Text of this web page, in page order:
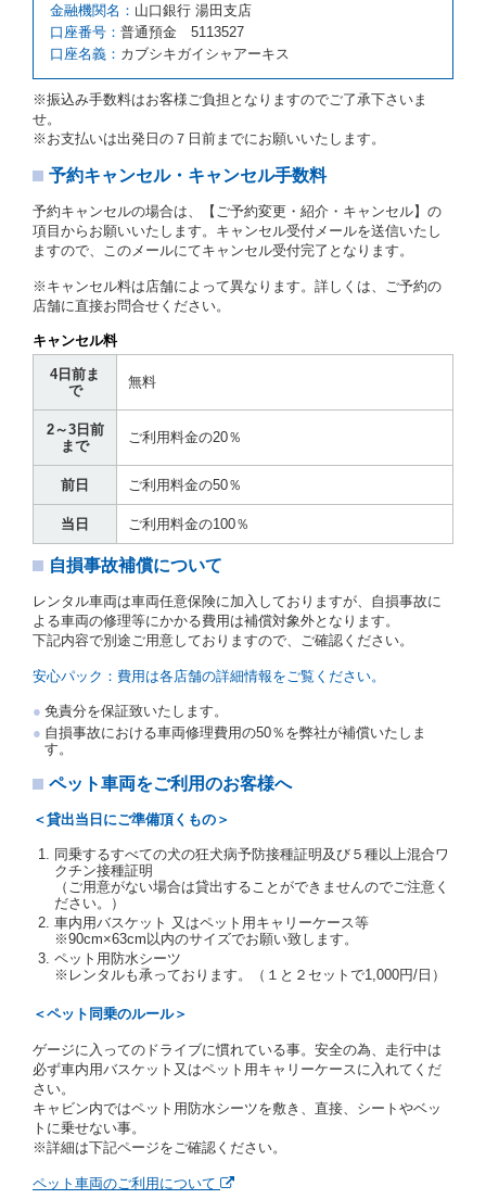
第５項の予約の取消しとして取り扱い、当社は受領済
の予約申込金を返還するものとします。
第６条（免責）
当社及び借受人は、予約が取り消され、又は貸渡契約
が締結されなかったことについて、第４条及び第５条
に定める場合を除き、相互に何らの請求をしないもの
とします。
第３章／貸 渡 し
第７条（貸渡契約の締結）
借受人は第２条第１項に定める借受条件を明示し、当
貸渡契約を締結するものとします。ただし、貸し渡す
ことができるレンタカーがない場合又は借受人若しく
は運転者が第８条第１項若しくは第２項各号のいずれ
かに該当する場合を除きます。
貸渡契約を締結した場合、借受人は当社に第１0条第
１項に定める貸渡料金を支払うものとします。
運転者の義務と定められた事項を遵守するものとしま
す。
当社は、監督官庁の基本通達（注１）に基づき、貸渡
運転者の氏名、住所、運転免許の種類及び運転免許証
写しを添付するため、貸渡契約の締結にあたり、借受
人に対し、借受人の指定する運転者（以下「運転者」
といいます。）の運転免許証の提示を求めるほか、そ
の写しの提出を求めることがあります。この場合、借
受人は、自己が運転者であるときは自己の運転免許証
の運転免許証を提示するものとします。
交通局長通達「レンタカーに関する基本通達」（自
旅第138号 平成7年6月13日）の２．(10)及び(11)の
注２）運転免許証とは、道路交通法第９２条に規定
される運転免許証のうち、道路交通法施行規則第１
９条別記様式第１４の書式の運転免許証をいいま
す。
当社は、貸渡契約の締結にあたり、借受人及び運転者
に対し、運転免許証のほかに本人確認ができる書類の
提示を求め、及び提出された書類の写しをとることが
あります。
当社は、貸渡契約の締結にあたり、借受期間中に借受
人及び運転者と連絡するための携帯電話番号等の告知
を求めます。
レジットカード若しくは現金による支払いを求め、又
借受人は契約後の借受期間の延長はできないものとし
ます。
当社は、借受人又は運転者が前3項に従わない場合
は、貸渡契約の締結を拒絶するとともに、予約を取消
すことができるものとします。なお、この場合の予約
のとします。
金融機関名： 山口銀行 湯田支店
口座番号： 普通預金 5113527
口座名義： カブシキガイシャアーキス
※振込み手数料はお客様ご負担となりますのでご了承下さいま
せ。
※お支払いは出発日の７日前までにお願いいたします。
予約キャンセル・キャンセル手数料
予約キャンセルの場合は、【ご予約変更・紹介・キャンセル】の
項目からお願いいたします。キャンセル受付メールを送信いたし
ますので、このメールにてキャンセル受付完了となります。
※キャンセル料は店舗によって異なります。詳しくは、ご予約の
店舗に直接お問合せください。
キャンセル料
4日前ま
で
無料
2～3日前
まで
ご利用料金の20％
前日 ご利用料金の50％
当日 ご利用料金の100％
自損事故補償について
レンタル車両は車両任意保険に加入しておりますが、自損事故に
よる車両の修理等にかかる費用は補償対象外となります。
下記内容で別途ご用意しておりますので、ご確認ください。
安心パック：費用は各店舗の詳細情報をご覧ください。
免責分を保証致いたします。
自損事故における車両修理費用の50％を弊社が補償いたしま
す。
ペット車両をご利用のお客様へ
＜貸出当日にご準備頂くもの＞
同乗するすべての犬の狂犬病予防接種証明及び５種以上混合ワ
クチン接種証明
（ご用意がない場合は貸出することができませんのでご注意く
ださい。）
車内用バスケット 又はペット用キャリーケース等
※90cm×63cm以内のサイズでお願い致します。
ペット用防水シーツ
※レンタルも承っております。（１と２セットで1,000円/日）
＜ペット同乗のルール＞
ゲージに入ってのドライブに慣れている事。安全の為、走行中は
必ず車内用バスケット又はペット用キャリーケースに入れてくだ
さい。
キャビン内ではペット用防水シーツを敷き、直接、シートやベッ
トに乗せない事。
※詳細は下記ページをご確認ください。
ペット車両のご利用について